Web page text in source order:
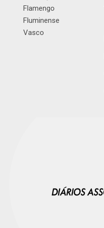
Flamengo
Fluminense
Vasco